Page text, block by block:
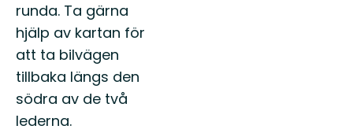
runda. Ta gärna
hjälp av kartan för
att ta bilvägen
tillbaka längs den
södra av de två
lederna.